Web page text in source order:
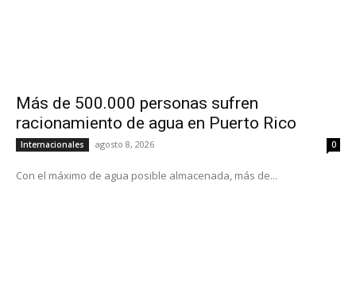
Más de 500.000 personas sufren
racionamiento de agua en Puerto Rico
Internacionales agosto 8, 2026 0
Con el máximo de agua posible almacenada, más de...